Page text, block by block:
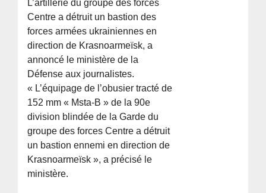
L’artillerie du groupe des forces
Centre a détruit un bastion des
forces armées ukrainiennes en
direction de Krasnoarmeïsk, a
annoncé le ministère de la
Défense aux journalistes.
« L’équipage de l’obusier tracté de
152 mm « Msta-B » de la 90e
division blindée de la Garde du
groupe des forces Centre a détruit
un bastion ennemi en direction de
Krasnoarmeïsk », a précisé le
ministère.